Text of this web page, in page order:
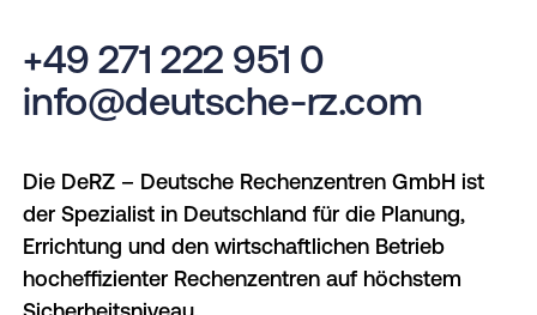
+49 271 222 951 0
info@deutsche-rz.com
Die DeRZ – Deutsche Rechenzentren GmbH ist
der Spezialist in Deutschland für die Planung,
Errichtung und den wirtschaftlichen Betrieb
hocheffizienter Rechenzentren auf höchstem